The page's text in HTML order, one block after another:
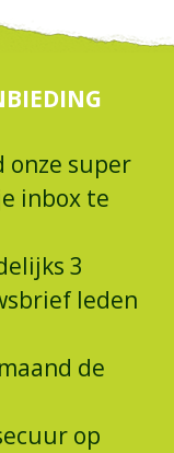
onze super
inbox te
3
leden
de
op